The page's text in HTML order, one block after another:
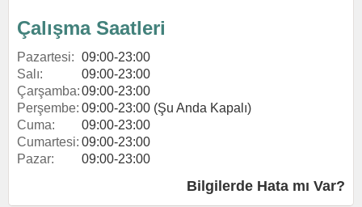
Çalışma Saatleri
Pazartesi: 09:00-23:00
Salı:
09:00-23:00
Çarşamba:09:00-23:00
Perşembe: 09:00-23:00 (Şu Anda Kapalı)
Cuma:
09:00-23:00
Cumartesi: 09:00-23:00
Pazar:
09:00-23:00
Bilgilerde Hata mı Var?